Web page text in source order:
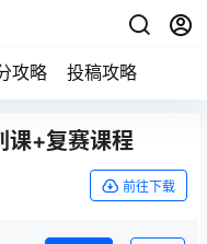
攻略 投稿攻略
课+复赛课程
前往下载